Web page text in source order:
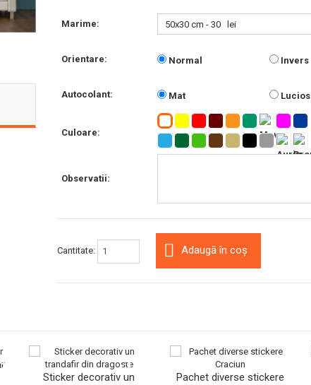
Marime:
Orientare: Normal Invers
Autocolant: Mat Lucios
Culoare:
Observatii:
Cantitate: Adaugă în coș
-15%
Sticker decorativ un
Pachet diverse stickere